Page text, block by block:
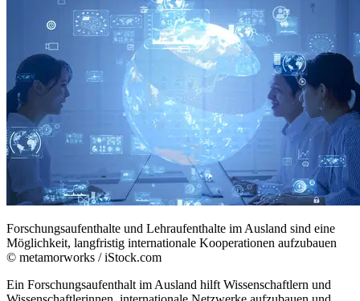
Forschungsaufenthalte und Lehraufenthalte im Ausland sind eine
Möglichkeit, langfristig internationale Kooperationen aufzubauen
© metamorworks / iStock.com
Ein Forschungsaufenthalt im Ausland hilft Wissenschaftlern und